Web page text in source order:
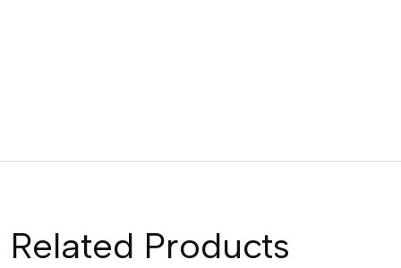
Related Products